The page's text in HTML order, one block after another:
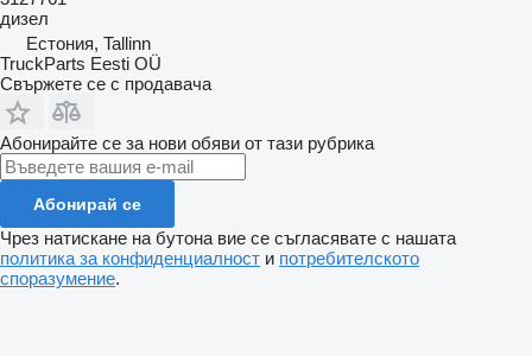
дизел
Естония, Tallinn
TruckParts Eesti OÜ
Свържете се с продавача
Абонирайте се за нови обяви от тази рубрика
Абонирай се
Чрез натискане на бутона вие се съгласявате с нашата
политика за конфиденциалност и потребителското
споразумение.